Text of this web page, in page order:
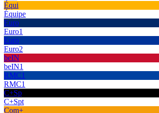
Équi
Équipe
Euro
Euro1
Euro
Euro2
beIN
beIN1
RMC1
RMC1
C+Sp
C+Spt
Com+